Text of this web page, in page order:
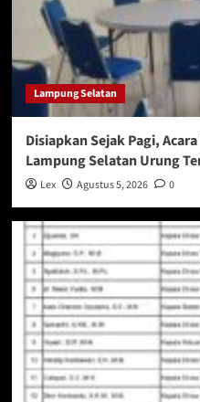
Lampung Selatan
Disiapkan Sejak Pagi,
Lampung Selatan Urung
Lex Agustus 5, 2026 0